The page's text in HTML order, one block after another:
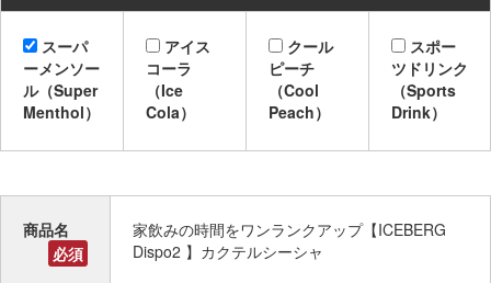
スーパ
ーメンソー
ル（Super
Menthol）
アイス
コーラ
（Ice
Cola）
クール
ピーチ
（Cool
Peach）
スポー
ツドリンク
（Sports
Drink）
商品名
必須
家飲みの時間をワンランクアップ【ICEBERG
Dispo2 】カクテルシーシャ